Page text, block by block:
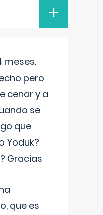
+
meses.
pero
cenar y a
se
que
Yoduk?
Gracias
que es